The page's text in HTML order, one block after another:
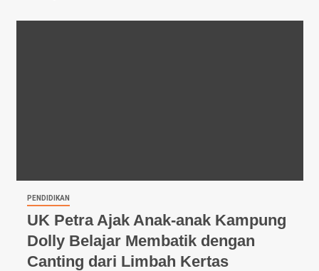
PENDIDIKAN
UK Petra Ajak Anak-anak Kampung
Dolly Belajar Membatik dengan
Canting dari Limbah Kertas